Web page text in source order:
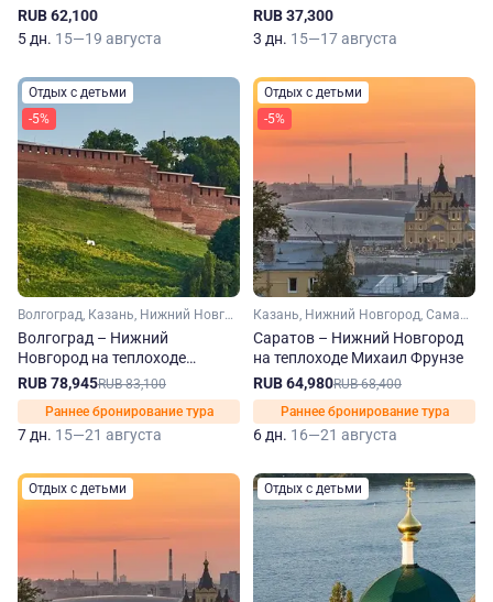
RUB 62,100
5 дн. 15—19 августа
RUB 37,300
3 дн. 15—17 августа
Отдых с детьми
-5%
Волгоград, Казань, Нижний Новгород, Самара, Саратов, Чебоксары
Волгоград – Нижний
Новгород на теплоходе
Михаил Фрунзе
RUB 78,945RUB 83,100
Раннее бронирование тура
7 дн. 15—21 августа
Отдых с детьми
-5%
Казань, Нижний Новгород, Самара, Саратов, Чебоксары
Саратов – Нижний Новгород
на теплоходе Михаил Фрунзе
RUB 64,980RUB 68,400
Раннее бронирование тура
6 дн. 16—21 августа
Отдых с детьми Отдых с детьми